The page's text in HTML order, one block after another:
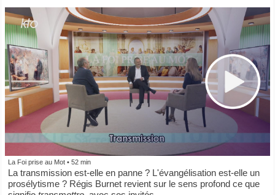
La Foi prise au Mot • 52 min
La transmission est-elle en panne ? L'évangélisation est-elle un
prosélytisme ? Régis Burnet revient sur le sens profond ce que